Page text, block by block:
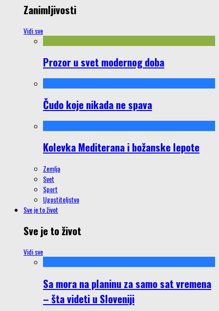
Zanimljivosti
Vidi sve
Prozor u svet modernog doba
Čudo koje nikada ne spava
Kolevka Mediterana i božanske lepote
Zemlja
Svet
Sport
Ugostiteljstvo
Sve je to život
Sve je to život
Vidi sve
Sa mora na planinu za samo sat vremena
– šta videti u Sloveniji